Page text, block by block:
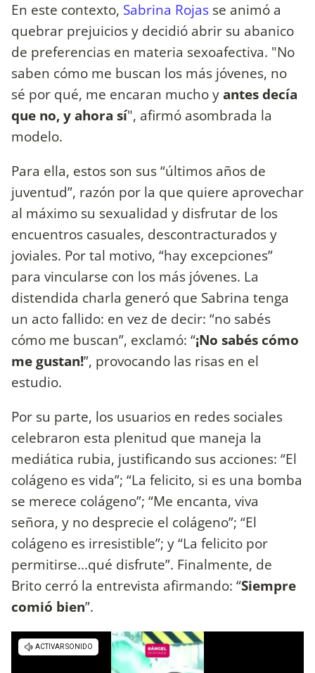
En este contexto, Sabrina Rojas se animó a
quebrar prejuicios y decidió abrir su abanico
de preferencias en materia sexoafectiva. "No
saben cómo me buscan los más jóvenes, no
sé por qué, me encaran mucho yantes decía
que no, y ahora sí", afirmó asombrada la
modelo.
Para ella, estos son sus “últimos años de
juventud”, razón por la que quiere aprovechar
al máximo su sexualidad y disfrutar de los
encuentros casuales, descontracturados y
joviales. Por tal motivo, “hay excepciones”
para vincularse con los más jóvenes. La
distendida charla generó que Sabrina tenga
un acto fallido: en vez de decir: “no sabés
cómo me buscan”, exclamó: “¡No sabés cómo
me gustan!”, provocando las risas en el
estudio.
Por su parte, los usuarios en redes sociales
celebraron esta plenitud que maneja la
mediática rubia, justificando sus acciones: “El
colágeno es vida”; “La felicito, si es una bomba
se merece colágeno”; “Me encanta, viva
señora, y no desprecie el colágeno”; “El
colágeno es irresistible”; y “La felicito por
permitirse...qué disfrute”. Finalmente, de
Brito cerró la entrevista afirmando: “Siempre
comió bien”.